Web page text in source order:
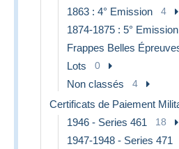
1863 : 4° Emission 4
1874-1875 : 5° Emission
Lots 0
Non classés 4
1946 - Series 461 18
1947-1948 - Series 471